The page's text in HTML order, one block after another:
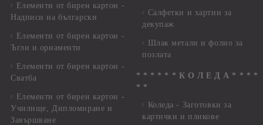
Елементи от бирен картон -
Надписи на български
Елементи от бирен картон -
Ъгли и орнаменти
Елементи от бирен картон -
Сватба
Елементи от бирен картон -
Училище, Дипломиране и
Завършване
Салфетки и хартии за
декупаж
Шлак метали и фолио за
позлата
* * * * * * К О Л Е Д А * * * *
* *
Коледа - Заготовки за
картички и пликове